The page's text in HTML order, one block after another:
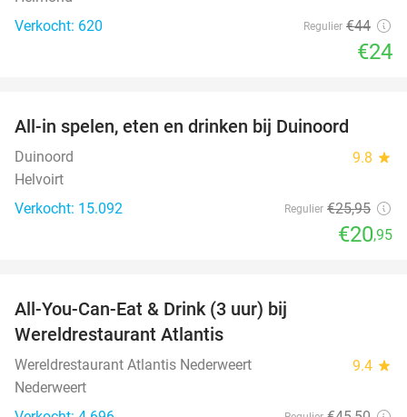
Verkocht: 620
Regulier €44
€24
All-in spelen, eten en drinken bij Duinoord
Duinoord 9.8 star
Helvoirt
Verkocht: 15.092
Regulier €25,95
€20,95
All-You-Can-Eat & Drink (3 uur) bij
Wereldrestaurant Atlantis
Wereldrestaurant Atlantis Nederweert 9.4 star
Nederweert